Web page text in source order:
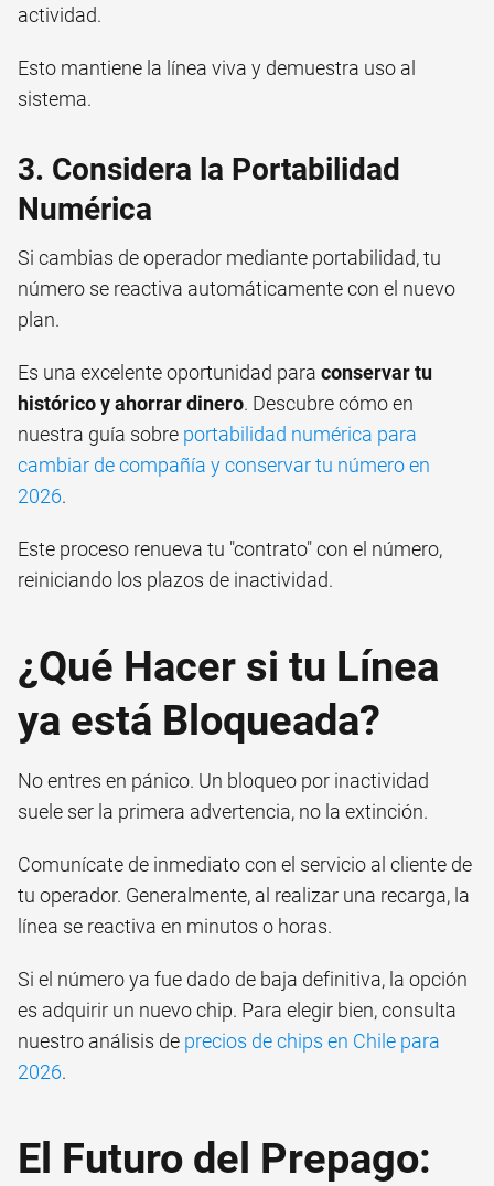
actividad.
Esto mantiene la línea viva y demuestra uso al
sistema.
3. Considera la Portabilidad
Numérica
Si cambias de operador mediante portabilidad, tu
número se reactiva automáticamente con el nuevo
plan.
Es una excelente oportunidad para conservar tu
histórico y ahorrar dinero. Descubre cómo en
nuestra guía sobre portabilidad numérica para
cambiar de compañía y conservar tu número en
2026.
Este proceso renueva tu "contrato" con el número,
reiniciando los plazos de inactividad.
¿Qué Hacer si tu Línea
ya está Bloqueada?
No entres en pánico. Un bloqueo por inactividad
suele ser la primera advertencia, no la extinción.
Comunícate de inmediato con el servicio al cliente de
tu operador. Generalmente, al realizar una recarga, la
línea se reactiva en minutos o horas.
Si el número ya fue dado de baja definitiva, la opción
es adquirir un nuevo chip. Para elegir bien, consulta
nuestro análisis de precios de chips en Chile para
2026.
El Futuro del Prepago: